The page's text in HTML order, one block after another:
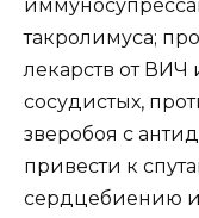
такролимуса;
лекарств от ВИЧ
сосудистых,
зверобоя с
привести к
сердцебиению и